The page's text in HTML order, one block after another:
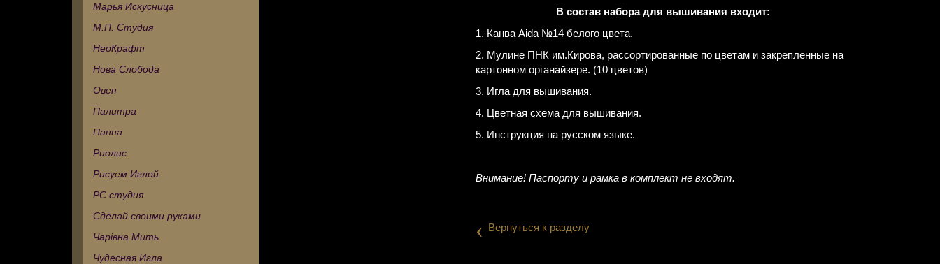
Марья Искусница
М.П. Студия
НеоКрафт
Нова Слобода
Овен
Палитра
Панна
Риолис
Рисуем Иглой
РС студия
Сделай своими руками
Чарівна Мить
Чудесная Игла
В состав набора для вышивания входит:
1. Канва Aida №14 белого цвета.
2. Мулине ПНК им.Кирова, рассортированные по цветам и закрепленные на
картонном органайзере. (10 цветов)
3. Игла для вышивания.
4. Цветная схема для вышивания.
5. Инструкция на русском языке.
Внимание! Паспорту и рамка в комплект не входят.
‹ Вернуться к разделу